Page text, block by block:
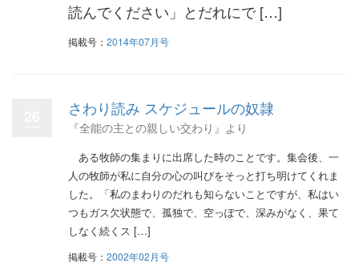
読んでください」とだれにで […]
掲載号： 2014年07月号
さわり読み スケジュールの奴隷
『全能の主との親しい交わり』より
ある牧師の集まりに出席した時のことです。集会後、一
人の牧師が私に自分の心の叫びをそっと打ち明けてくれま
した。「私のまわりのだれも知らないことですが、私はい
つもガス欠状態で、孤独で、空っぽで、深みがなく、果て
しなく続くス […]
掲載号： 2002年02月号